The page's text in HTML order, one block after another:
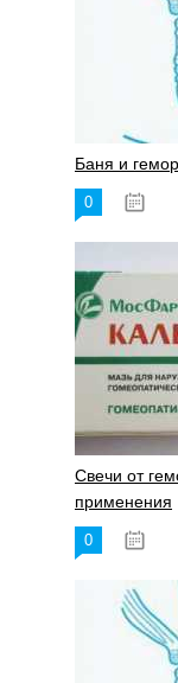
Баня и
0
Свечи от
применения
0